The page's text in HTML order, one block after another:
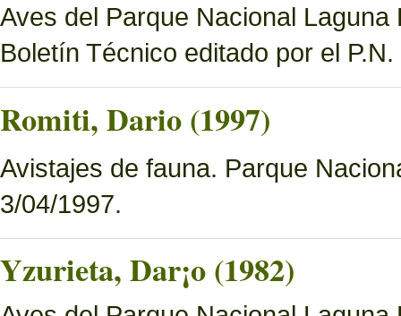
Aves del Parque Nacional
Boletín Técnico editado por el
Romiti, Dario (1997)
Avistajes de fauna. Parque
3/04/1997.
Yzurieta, Dar¡o (1982)